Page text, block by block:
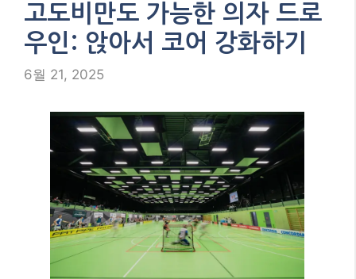
고도비만도 가능한 의자 드로
우인: 앉아서 코어 강화하기
6월 21, 2025